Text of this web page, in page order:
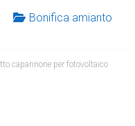
Bonifica amianto
capannone per fotovoltaico